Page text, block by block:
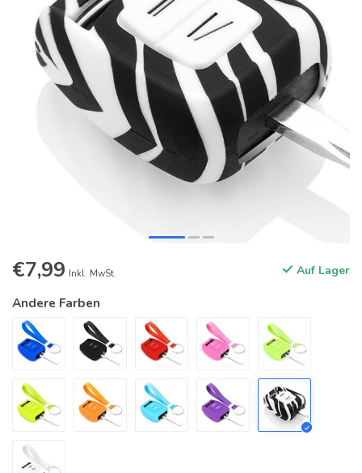
€7,99 Inkl. MwSt. Auf Lager
Andere Farben